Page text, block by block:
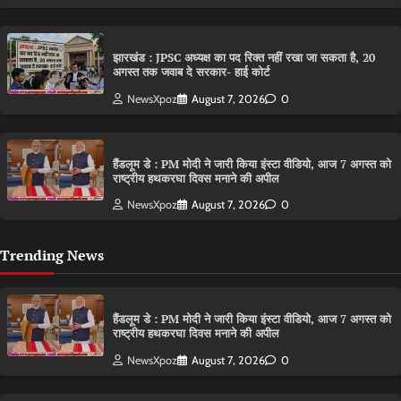
झारखंड : JPSC अध्यक्ष का पद रिक्त नहीं रखा जा सकता है, 20
अगस्त तक जवाब दे सरकार- हाई कोर्ट
NewsXpoz August 7, 2026 0
हैंडलूम डे : PM मोदी ने जारी किया इंस्टा वीडियो, आज 7 अगस्त को
राष्ट्रीय हथकरघा दिवस मनाने की अपील
NewsXpoz August 7, 2026 0
Trending News
हैंडलूम डे : PM मोदी ने जारी किया इंस्टा वीडियो, आज 7 अगस्त को
राष्ट्रीय हथकरघा दिवस मनाने की अपील
NewsXpoz August 7, 2026 0